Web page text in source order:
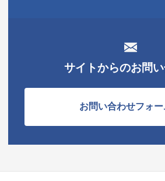
サイトからのお問
お問い合わせフォ